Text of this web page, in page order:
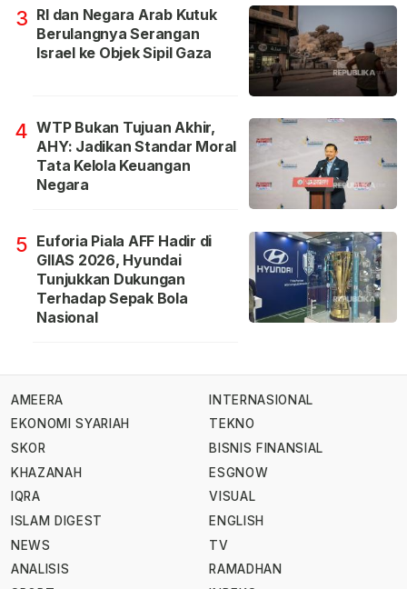
3 RI dan Negara Arab Kutuk
Berulangnya Serangan
Israel ke Objek Sipil Gaza
4 WTP Bukan Tujuan Akhir,
AHY: Jadikan Standar Moral
Tata Kelola Keuangan
Negara
5 Euforia Piala AFF Hadir di
GIIAS 2026, Hyundai
Tunjukkan Dukungan
Terhadap Sepak Bola
Nasional
AMEERA
EKONOMI SYARIAH
SKOR
KHAZANAH
IQRA
ISLAM DIGEST
NEWS
ANALISIS
INTERNASIONAL
TEKNO
BISNIS FINANSIAL
ESGNOW
VISUAL
ENGLISH
TV
RAMADHAN